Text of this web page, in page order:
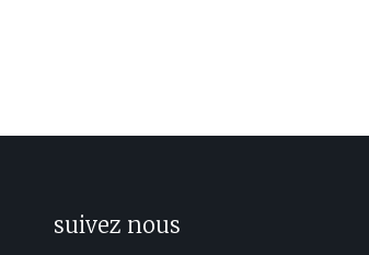
suivez nous